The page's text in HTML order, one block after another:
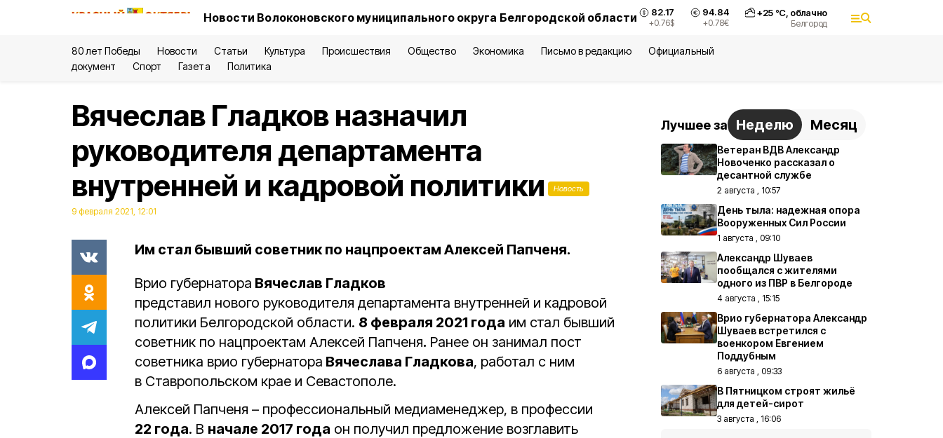
Новости Волоконовского муниципального округа Белгородской области 82.17
+0.76$
94.84
+0.78€
+25°С, облачно
Белгород
80 лет Победы Новости Статьи Культура Происшествия Общество Экономика Письмо в редакцию
Официальный
документ
Спорт Газета Политика
Вячеслав Гладков назначил
руководителя департамента
внутренней и кадровой политики
Новость
9 февраля 2021, 12:01
Им стал бывший советник по нацпроектам Алексей Папченя.
Врио губернатора Вячеслав Гладков
представил нового руководителя департамента внутренней и кадровой
политики Белгородской области. 8 февраля 2021 года им стал бывший
советник по нацпроектам Алексей Папченя. Ранее он занимал пост
советника врио губернатора Вячеслава Гладкова, работал с ним
в Ставропольском крае и Севастополе.
Алексей Папченя – профессиональный медиаменеджер, в профессии
22 года. В начале 2017 года он получил предложение возглавить
Лучшее за Неделю Месяц
Ветеран ВДВ Александр
Новоченко рассказал о
десантной службе
2 августа , 10:57
День тыла: надежная опора
Вооруженных Сил России
1 августа , 09:10
Александр Шуваев
пообщался с жителями
одного из ПВР в Белгороде
4 августа , 15:15
Врио губернатора Александр
Шуваев встретился с
военкором Евгением
Поддубным
6 августа , 09:33
В Пятницком строят жильё
для детей-сирот
3 августа , 16:06